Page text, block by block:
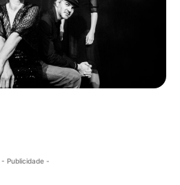
- Publicidade -